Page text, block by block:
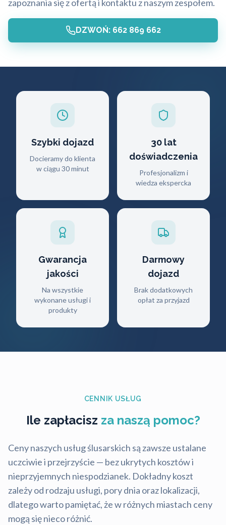
zapoznania się z ofertą i kontaktu z naszym zespołem.
DZWOŃ: 662 869 662
Szybki dojazd
Docieramy do klienta
w ciągu 30 minut
30 lat
doświadczenia
Profesjonalizm i
wiedza ekspercka
Gwarancja
jakości
Na wszystkie
wykonane usługi i
produkty
Darmowy
dojazd
Brak dodatkowych
opłat za przyjazd
CENNIK USŁUG
Ile zapłacisz za naszą pomoc?
Ceny naszych usług ślusarskich są zawsze ustalane
uczciwie i przejrzyście — bez ukrytych kosztów i
nieprzyjemnych niespodzianek. Dokładny koszt
zależy od rodzaju usługi, pory dnia oraz lokalizacji,
dlatego warto pamiętać, że w różnych miastach ceny
mogą się nieco różnić.